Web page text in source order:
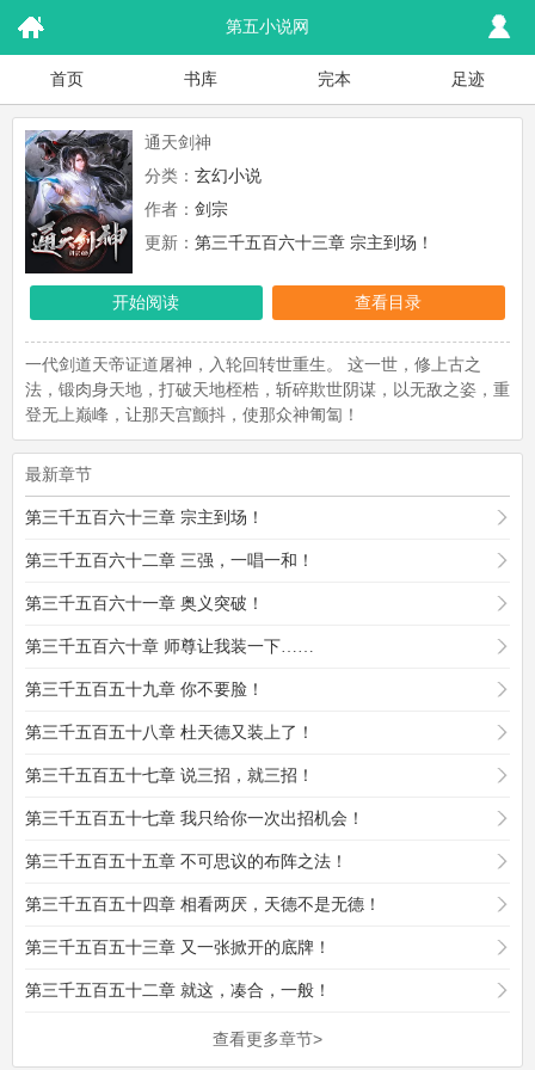
第五小说网
首页 书库 完本 足迹
通天剑神
分类： 玄幻小说
作者： 剑宗
更新： 第三千五百六十三章 宗主到场！
开始阅读 查看目录
一代剑道天帝证道屠神，入轮回转世重生。 这一世，修上古之
法，锻肉身天地，打破天地桎梏，斩碎欺世阴谋，以无敌之姿，重
登无上巅峰，让那天宫颤抖，使那众神匍匐！
最新章节
第三千五百六十三章 宗主到场！
第三千五百六十二章 三强，一唱一和！
第三千五百六十一章 奥义突破！
第三千五百六十章 师尊让我装一下……
第三千五百五十九章 你不要脸！
第三千五百五十八章 杜天德又装上了！
第三千五百五十七章 说三招，就三招！
第三千五百五十七章 我只给你一次出招机会！
第三千五百五十五章 不可思议的布阵之法！
第三千五百五十四章 相看两厌，天德不是无德！
第三千五百五十三章 又一张掀开的底牌！
第三千五百五十二章 就这，凑合，一般！
查看更多章节>